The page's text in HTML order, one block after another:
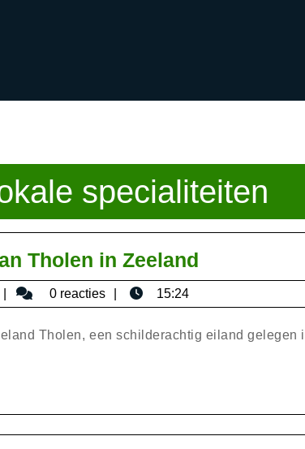
specialiteiten
Tholen in Zeeland
de
van
bisericaromana
0 reacties 15:24
Tholen, een schilderachtig eiland gelegen